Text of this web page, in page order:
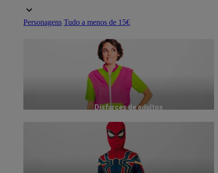
Personagens Tudo a menos de 15€
Disfarces de adultos